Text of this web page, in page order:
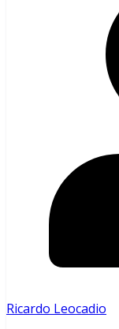
Ricardo Leocadio